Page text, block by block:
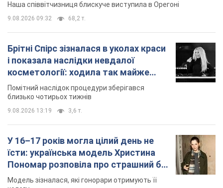
Наша співвітчизниця блискуче виступила в Орегоні
9.08.2026 09:32 68,2 т.
Брітні Спірс зізналася в уколах краси
і показала наслідки невдалої
косметології: ходила так майже
місяць
Помітний наслідок процедури зберігався
близько чотирьох тижнів
9.08.2026 13:19 3,6 т.
У 16–17 років могла цілий день не
їсти: українська модель Христина
Пономар розповіла про страшний бік
модельної кар’єри
Модель зізналася, які гонорари отримують її